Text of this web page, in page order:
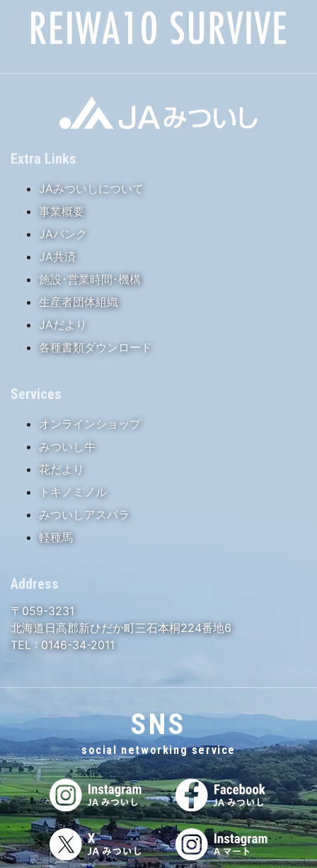
Extra Links
JAみついしについて
事業概要
JAバンク
JA共済
施設･営業時間･機構
生産者団体組織
JAだより
各種書類ダウンロード
Services
オンラインショップ
みついし牛
花だより
トキノミノル
みついしアスパラ
軽種馬
Address
〒059-3231
北海道日高郡新ひだか町三石本桐224番地6
TEL : 0146-34-2011
SNS
social networking service